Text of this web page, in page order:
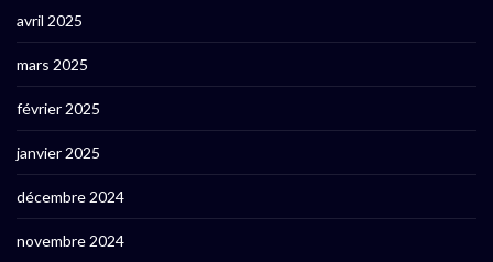
avril 2025
mars 2025
février 2025
janvier 2025
décembre 2024
novembre 2024